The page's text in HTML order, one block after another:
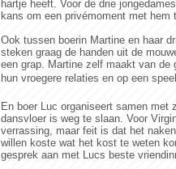
hartje heeft. Voor de drie
kans om een privémoment met hem
Ook tussen boerin Martine en haar
steken graag de handen uit de
een grap. Martine zelf maakt van de
hun vroegere relaties en op een
En boer Luc organiseert samen met
dansvloer is weg te slaan. Voor
verrassing, maar feit is dat het
willen koste wat het kost te weten
gesprek aan met Lucs beste